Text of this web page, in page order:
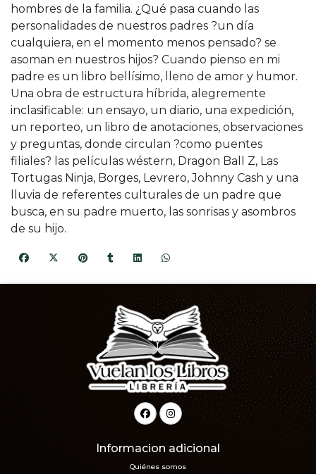
hombres de la familia. ¿Qué pasa cuando las
personalidades de nuestros padres ?un día
cualquiera, en el momento menos pensado? se
asoman en nuestros hijos? Cuando pienso en mi
padre es un libro bellísimo, lleno de amor y humor.
Una obra de estructura híbrida, alegremente
inclasificable: un ensayo, un diario, una expedición,
un reporteo, un libro de anotaciones, observaciones
y preguntas, donde circulan ?como puentes
filiales? las películas wéstern, Dragon Ball Z, Las
Tortugas Ninja, Borges, Levrero, Johnny Cash y una
lluvia de referentes culturales de un padre que
busca, en su padre muerto, las sonrisas y asombros
de su hijo.
Informacion adicional
Quiénes somos